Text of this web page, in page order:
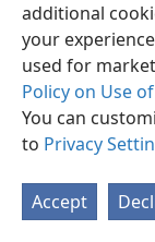
additional
your
used for
Policy on Use
You can
to Privacy
Accept